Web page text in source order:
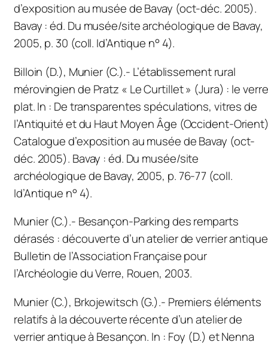
d’exposition au musée de Bavay (oct-déc. 2005).
Bavay : éd. Du musée/site archéologique de Bavay,
2005, p. 30 (coll. Id’Antique n° 4).
Billoin (D.), Munier (C.).- L’établissement rural
mérovingien de Pratz « Le Curtillet » (Jura) : le verre
plat.In : De transparentes spéculations, vitres de
l’Antiquité et du Haut Moyen Âge (Occident-
Catalogue d’exposition au musée de Bavay (oct-
déc. 2005). Bavay : éd. Du musée/site
archéologique de Bavay, 2005, p. 76-77 (coll.
Id’Antique n° 4).
Munier (C.).- Besançon-Parking des remparts
dérasés : découverte d’un atelier de verrier
Bulletin de l’Association Française pour
l’Archéologie du Verre, Rouen, 2003.
Munier (C.), Brkojewitsch (G.).- Premiers éléments
relatifs à la découverte récente d’un atelier de
verrier antique à Besançon. In : Foy (D.) et Nenna